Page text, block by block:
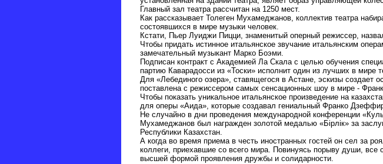
Главный зал театра рассчитан на 1250 мест.
Как рассказывает Толеген Мухамеджанов, коллектив театра
состоявшихся в мире музыки человек.
Кстати, Пьер Луиджи Пицци, знаменитый оперный режиссер,
Чтобы придать истинное итальянское звучание итальянским
замечательный музыкант Марко Боэми.
Подписан контракт с Академией Ла Скала с целью обучения
партию Каварадосси из «Тоски» исполнит один из лучших в мире
Для «Лебединого озера», ставящегося в Астане, эскизы создает
поставлена с режиссером самых сенсационных шоу в мире -
Чтобы показать уникальное итальянское произведение на
для оперы «Аида», которые создавал гениальный Франко
Не случайно в дни проведения международной конференции
Мухамеджанов был награжден золотой медалью «Бірлік» за
Республики Казахстан.
А когда во время приема в честь иностранных гостей он сел за
коллеги, приехавшие со всего мира. Повинуясь порыву души, все
высшей формой проявления дружбы и солидарности.